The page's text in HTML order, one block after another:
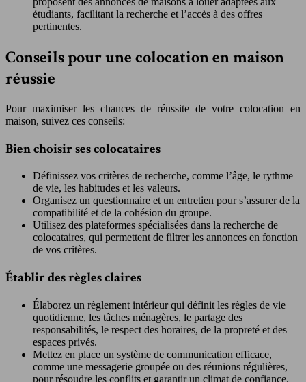
étudiants, facilitant la recherche et l’accès à des offres
pertinentes.
Conseils pour une colocation en maison
réussie
Pour maximiser les chances de réussite de votre colocation en
maison, suivez ces conseils:
Bien choisir ses colocataires
Définissez vos critères de recherche, comme l’âge, le rythme
de vie, les habitudes et les valeurs.
Organisez un questionnaire et un entretien pour s’assurer de la
compatibilité et de la cohésion du groupe.
Utilisez des plateformes spécialisées dans la recherche de
colocataires, qui permettent de filtrer les annonces en fonction
de vos critères.
Établir des règles claires
Élaborez un règlement intérieur qui définit les règles de vie
quotidienne, les tâches ménagères, le partage des
responsabilités, le respect des horaires, de la propreté et des
espaces privés.
Mettez en place un système de communication efficace,
comme une messagerie groupée ou des réunions régulières,
pour résoudre les conflits et garantir un climat de confiance.